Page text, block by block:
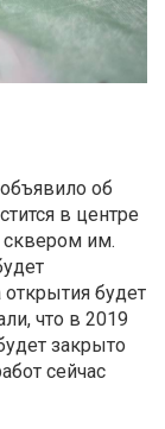
об
в центре
сквером им.
будет
что в 2019
закрыто
сейчас